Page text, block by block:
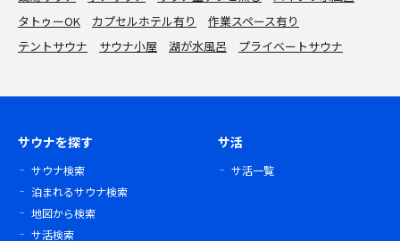
タトゥーOK
カプセルホテル有り
作業スペース有り
テントサウナ
サウナ小屋 湖が水風呂 プライベートサウナ
サウナを探す
サウナ検索
泊まれるサウナ検索
地図から検索
サ活検索
サ活
サ活一覧